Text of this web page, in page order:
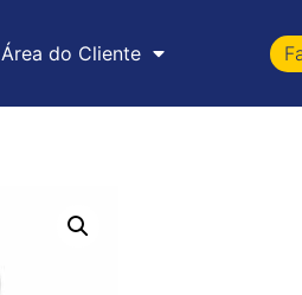
Área do Cliente